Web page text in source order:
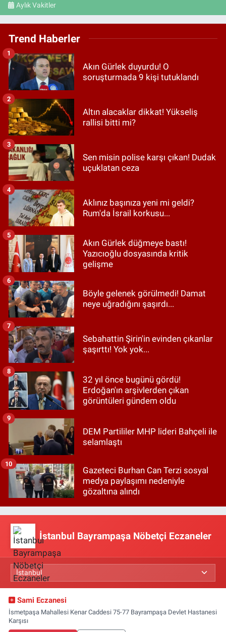
Aylık Vakitler
Trend Haberler
Akın Gürlek duyurdu! O
soruşturmada 9 kişi tutuklandı
1
Altın alacaklar dikkat! Yükseliş
rallisi bitti mi?
2
Sen misin polise karşı çıkan! Dudak
uçuklatan ceza
3
Aklınız başınıza yeni mi geldi?
Rum'da İsrail korkusu...
4
Akın Gürlek düğmeye bastı!
Yazıcıoğlu dosyasında kritik
gelişme
5
Böyle gelenek görülmedi! Damat
neye uğradığını şaşırdı...
6
Sebahattin Şirin'in evinden çıkanlar
şaşırttı! Yok yok...
7
32 yıl önce bugünü gördü!
Erdoğan'ın arşivlerden çıkan
görüntüleri gündem oldu
8
DEM Partililer MHP lideri Bahçeli ile
selamlaştı
9
Gazeteci Burhan Can Terzi sosyal
medya paylaşımı nedeniyle
gözaltına alındı
10
İstanbul Bayrampaşa Nöbetçi Eczaneler
Sami Eczanesi
İsmetpaşa Mahallesi Kenar Caddesi 75-77 Bayrampaşa Devlet Hastanesi
Karşısı